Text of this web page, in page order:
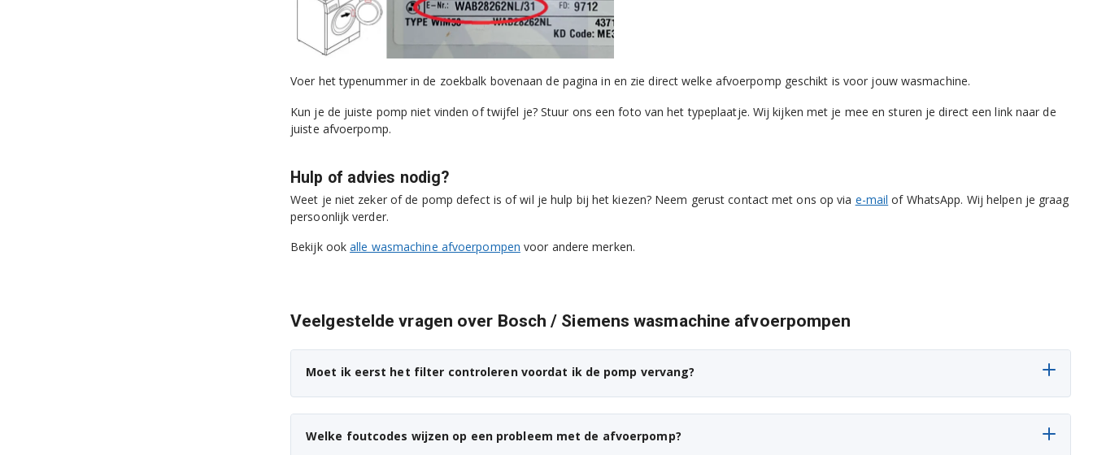
Voer het typenummer in de zoekbalk bovenaan de pagina in en zie direct welke afvoerpomp geschikt is voor jouw wasmachine.
Kun je de juiste pomp niet vinden of twijfel je? Stuur ons een foto van het typeplaatje. Wij kijken met je mee en sturen je direct een link naar de
juiste afvoerpomp.
Hulp of advies nodig?
Weet je niet zeker of de pomp defect is of wil je hulp bij het kiezen? Neem gerust contact met ons op via e-mail of WhatsApp. Wij helpen je graag
persoonlijk verder.
Bekijk ookalle wasmachine afvoerpompen voor andere merken.
Veelgestelde vragen over Bosch / Siemens wasmachine afvoerpompen
Moet ik eerst het filter controleren voordat ik de pomp vervang?
Welke foutcodes wijzen op een probleem met de afvoerpomp?